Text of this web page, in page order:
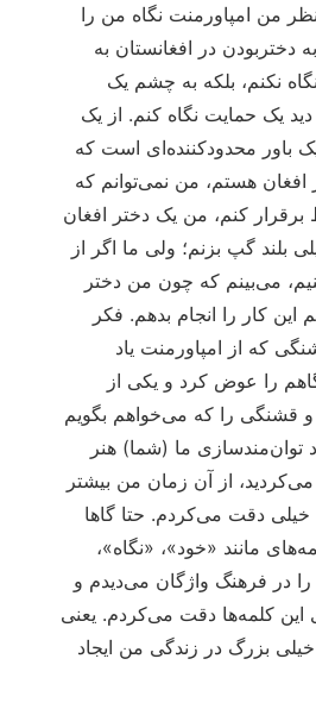
من امپاورمنت نگاه من را
دختربودن در افغانستان به
نکنم، بلکه به چشم یک
یک حمایت نگاه کنم. از یک
باور محدودکننده‌ای است که
هستم، من نمی‌توانم که
برقرار کنم، من یک دختر افغان
بلند گپ بزنم؛ ولی ما اگر از
می‌بینم که چون من دختر
این کار را انجام بدهم. فکر
که از امپاورمنت یاد
را عوض کرد و یکی از
قشنگی را که می‌خواهم بگویم
توان‌مندسازی ما (شما) هنر
می‌کردید، از آن زمان من بیشتر
خیلی دقت می‌کردم. حتا گاها
مانند «خود»، «نگاه»،
در فرهنگ واژگان می‌دیدم و
این کلمه‌ها دقت می‌کردم. یعنی
خیلی بزرگ در زندگی من ایجاد